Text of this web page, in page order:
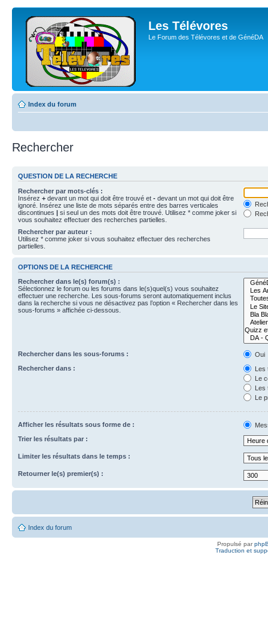
Les Télévores
Le Forum des Télévores et de GénéDA
Index du forum
Rechercher
QUESTION DE LA RECHERCHE
Rechercher par mots-clés :
Insérez + devant un mot qui doit être trouvé et - devant un mot qui doit être
ignoré. Insérez une liste de mots séparés entre des barres verticales
discontinues | si seul un des mots doit être trouvé. Utilisez * comme joker si
vous souhaitez effectuer des recherches partielles.
Rechercher par auteur :
Utilisez * comme joker si vous souhaitez effectuer des recherches
partielles.
OPTIONS DE LA RECHERCHE
Rechercher dans le(s) forum(s) :
Sélectionnez le forum ou les forums dans le(s)quel(s) vous souhaitez
effectuer une recherche. Les sous-forums seront automatiquement inclus
dans la recherche si vous ne désactivez pas l’option « Rechercher dans les
sous-forums » affichée ci-dessous.
Rechercher dans les sous-forums :
Oui
Rechercher dans :
Les
Le
Les
Le
Afficher les résultats sous forme de :
Trier les résultats par :
Limiter les résultats dans le temps :
Retourner le(s) premier(s) :
Index du forum
Propulsé par
Traduction et